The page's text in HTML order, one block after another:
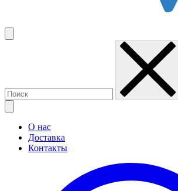
О нас
Доставка
Контакты